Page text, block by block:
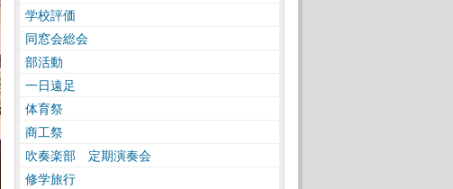
学校評価
同窓会総会
部活動
一日遠足
体育祭
商工祭
吹奏楽部 定期演奏会
修学旅行